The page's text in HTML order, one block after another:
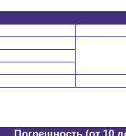
Погрешность (от 10